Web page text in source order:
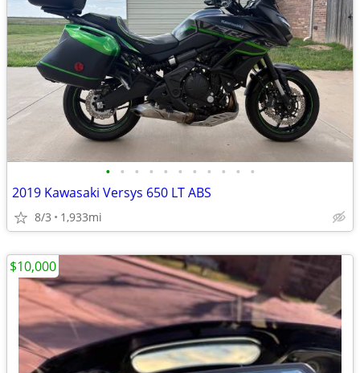
• • • • • • • • • • •
2019 Kawasaki Versys 650 LT ABS
8/3 1,933mi
$10,000